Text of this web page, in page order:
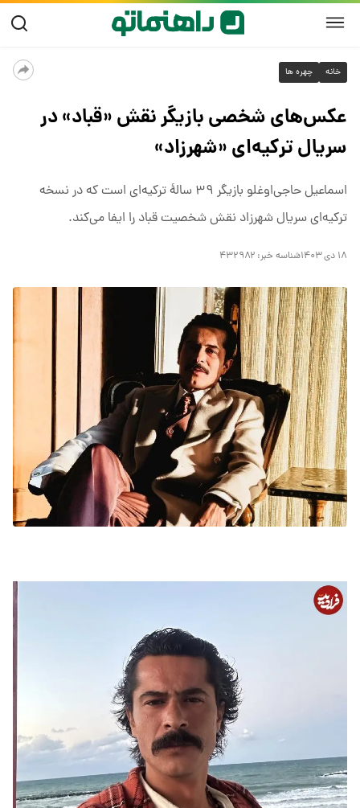
خانه چهره ها
عکس‌های شخصی بازیگر نقش «قباد» در
سریال ترکیه‌ای «شهرزاد»
اسماعیل حاجی‌اوغلو بازیگر ۳۹ سالۀ ترکیه‌ای است که در نسخه
ترکیه‌ای سریال شهرزاد نقش شخصیت قباد را ایفا می‌کند.
۱۸ دی ۱۴۰۳ شناسه خبر: ۴۳۲۹۸۲